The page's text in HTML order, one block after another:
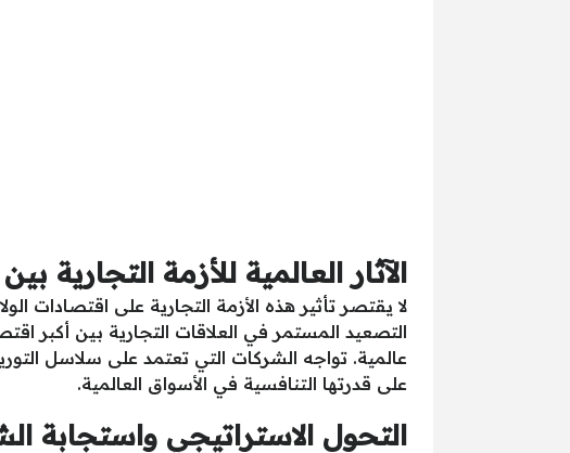
الآثار العالمية للأزمة التجارية
لا يقتصر تأثير هذه الأزمة التجارية على اقتصادات
التصعيد المستمر في العلاقات التجارية بين أكبر
عالمية. تواجه الشركات التي تعتمد على سلاسل
على قدرتها التنافسية في الأسواق العالمية.
التحول الاستراتيجي واستجابة